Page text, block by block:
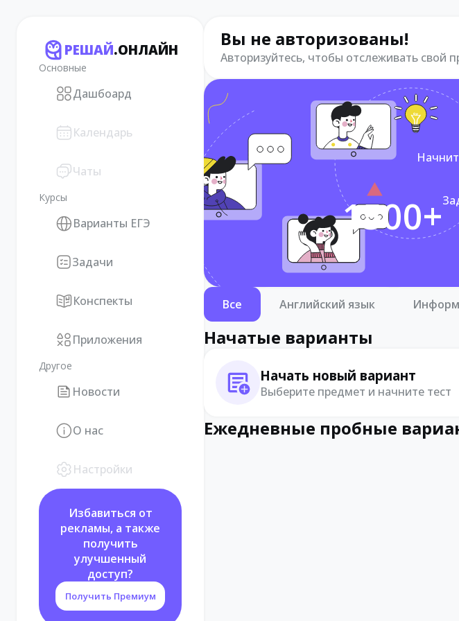
РЕШАЙ.ОНЛАЙН
Основные
Дашбоард
Календарь
Чаты
Курсы
Варианты ЕГЭ
Задачи
Конспекты
Приложения
Другое
Новости
О нас
Настройки
Избавиться от
рекламы, а также
получить
улучшенный
доступ?
Получить Премиум
Вы не авторизованы!
Авторизуйтесь, чтобы отслеживать свой
1500+
Все Английский язык
Начатые варианты
Начать новый вариант
Выберите предмет и начните тест
Ежедневные пробные